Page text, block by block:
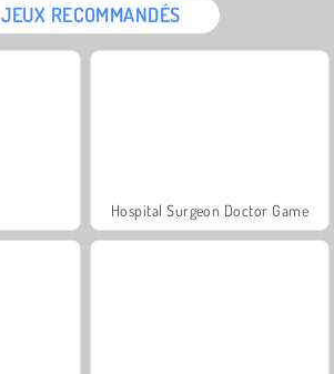
JEUX RECOMMANDÉS
Hospital Surgeon Doctor Game